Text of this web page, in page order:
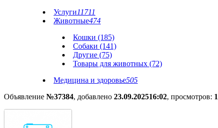
Услуги11711
Животные474
Кошки (185)
Собаки (141)
Другие (75)
Товары для животных (72)
Медицина и здоровье505
Объявление №37384, добавлено 23.09.202516:02, просмотров: